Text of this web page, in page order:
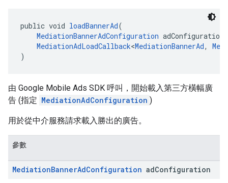
public void loadBannerAd(
MediationBannerAdConfiguration adConfiguration,
MediationAdLoadCallback<MediationBannerAd,
)
由 Google Mobile Ads SDK 呼叫，開始載入第三方橫幅廣
告 (指定 MediationAdConfiguration )
用於從中介服務請求載入勝出的廣告。
參數
MediationBannerAdConfiguration adConfiguration